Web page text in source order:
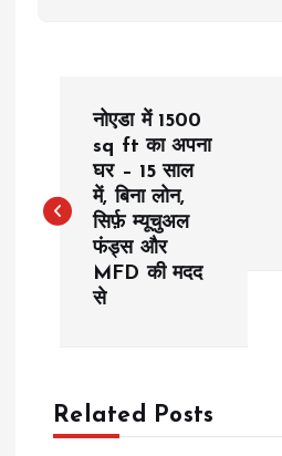
s
v
नोएडा में 1500
sq ft का अपना
घर – 15 साल
में, बिना लोन,
सिर्फ़ म्यूचुअल
फंड्स और
MFD की मदद
से
Related Posts